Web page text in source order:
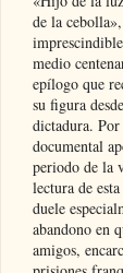
de la
medio
epílogo que
su figura
dictadura.
documental
periodo de la
lectura de
duele
abandono en
amigos,